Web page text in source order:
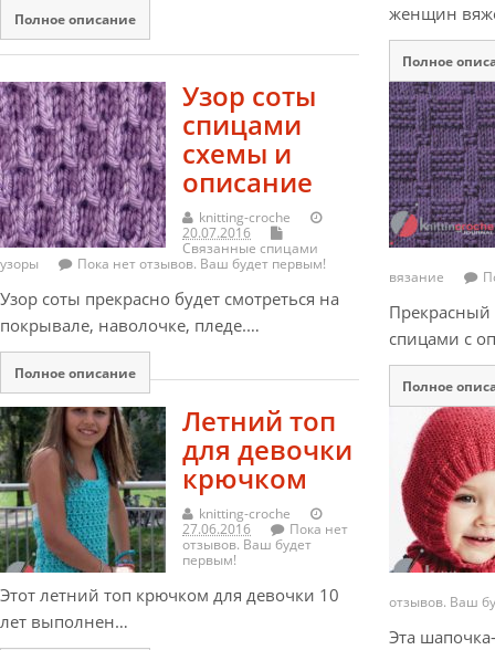
Полное описание
женщин
Полное
Узор соты
спицами
схемы и
описание
knitting-croche
20.07.2016
Связанные спицами
узоры
Пока нет отзывов. Ваш будет первым!
Узор соты прекрасно будет смотреться на
покрывале, наволочке, пледе.…
Полное описание
вязание
спицами с
Полное
Летний топ
для девочки
крючком
knitting-croche
27.06.2016
Пока нет
отзывов. Ваш будет
первым!
Этот летний топ крючком для девочки 10
лет выполнен…
отзывов. Ваш
Эта